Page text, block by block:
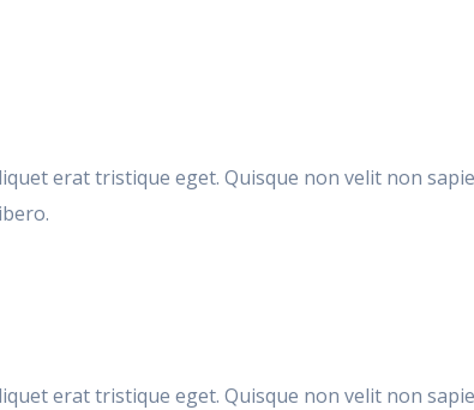
erat tristique eget. Quisque non velit non
erat tristique eget. Quisque non velit non